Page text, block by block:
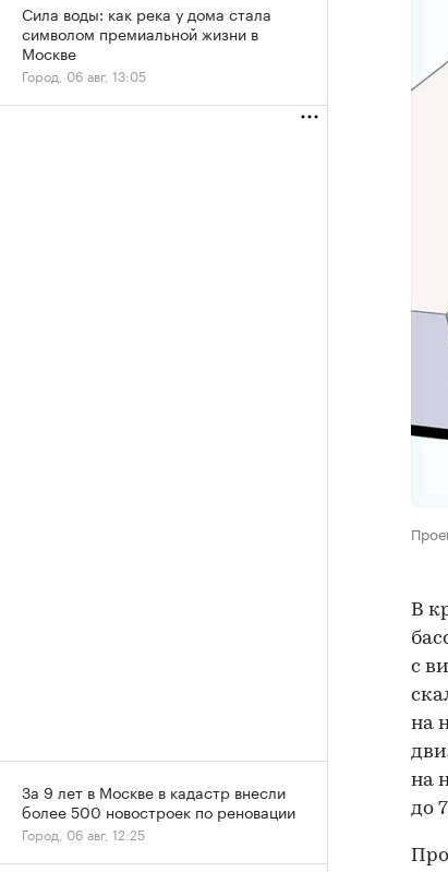
В
с
на
на
до
Сила воды: как река у дома стала
символом премиальной жизни в
Москве
Город, 06 авг, 13:05
За 9 лет в Москве в кадастр внесли
более 500 новостроек по реновации
Город, 06 авг, 12:25